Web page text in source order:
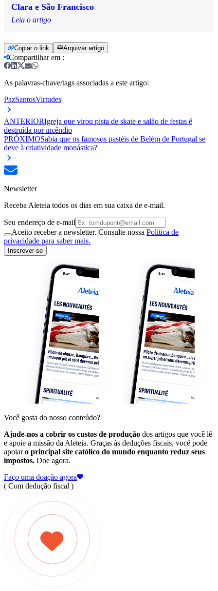
Clara e São Francisco
Leia o artigo
Copiar o link Arquivar artigo
Compartilhar em :
As palavras-chave/tags associadas a este artigo:
PazSantosVirtudes
ANTERIORIgreja que virou pista de skate e salão de festas é
destruída por incêndio
PRÓXIMOSabia que os famosos pastéis de Belém de Portugal se
deve à criatividade monástica?
Newsletter
Receba Aleteia todos os dias em sua caixa de e-mail.
Seu endereço de e-mail
Aceito receber a newsletter. Consulte nossa Política de
privacidade para saber mais.
Inscrever-se
Você gosta do nosso conteúdo?
Ajude-nos a cobrir os custos de produção dos artigos que você lê
e apoie a missão da Aleteia. Graças às deduções fiscais, você pode
apoiaro principal site católico do mundo enquanto reduz seus
impostos. Doe agora.
Faço uma doação agora
( Com dedução fiscal )